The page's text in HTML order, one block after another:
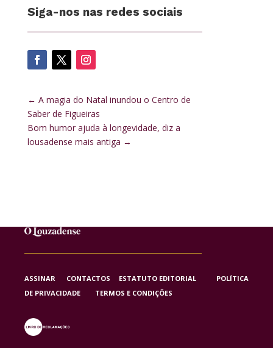
Siga-nos nas redes sociais
← A magia do Natal inundou o Centro de
Saber de Figueiras
Bom humor ajuda à longevidade, diz a
lousadense mais antiga →
ASSINAR CONTACTOS ESTATUTO EDITORIAL POLÍTICA
DE PRIVACIDADE TERMOS E CONDIÇÕES